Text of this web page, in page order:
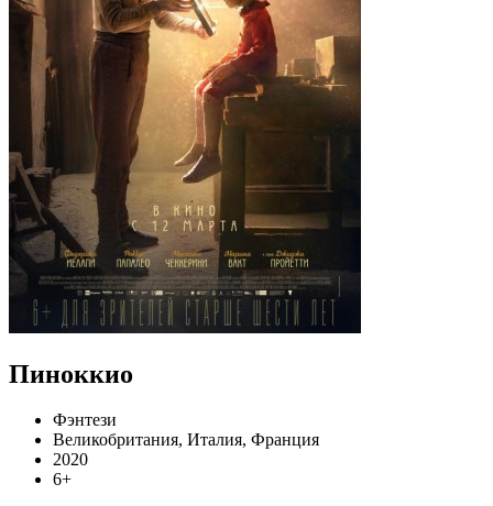
Пиноккио
Фэнтези
Великобритания, Италия, Франция
2020
6+